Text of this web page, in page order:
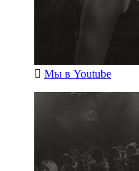
Мы в Youtube